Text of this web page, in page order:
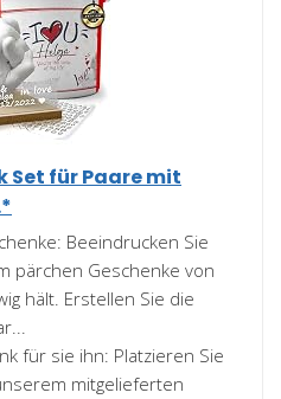
Set für Paare mit
Beeindrucken Sie
pärchen Geschenke von
hält. Erstellen Sie die
für sie ihn: Platzieren Sie
mitgelieferten